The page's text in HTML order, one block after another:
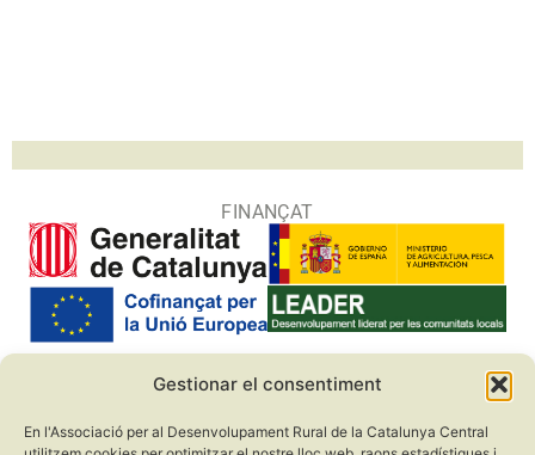
Gestionar el consentiment
En l'Associació per al Desenvolupament Rural de la Catalunya Central
FINANÇAT
COL·LABORADORS